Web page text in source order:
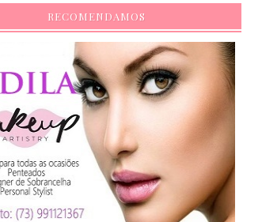
RECOMENDAMOS